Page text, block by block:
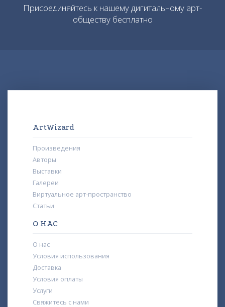
Присоединяйтесь к нашему дигитальному арт-
обществу бесплатно
ArtWizard
Произведения
Авторы
Выставки
Галереи
Виртуальное арт-пространство
Статьи
О НАС
О нас
Условия использования
Доставка
Условия оплаты
Услуги
Свяжитесь с нами